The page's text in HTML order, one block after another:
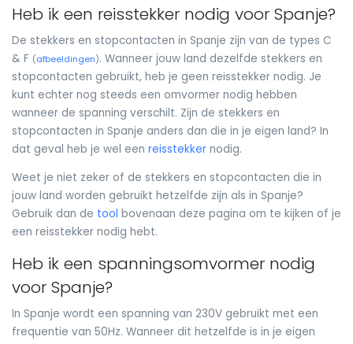
Heb ik een reisstekker nodig voor Spanje?
De stekkers en stopcontacten in Spanje zijn van de types C
& F (afbeeldingen). Wanneer jouw land dezelfde stekkers en
stopcontacten gebruikt, heb je geen reisstekker nodig. Je
kunt echter nog steeds een omvormer nodig hebben
wanneer de spanning verschilt. Zijn de stekkers en
stopcontacten in Spanje anders dan die in je eigen land? In
dat geval heb je wel een reisstekker nodig.
Weet je niet zeker of de stekkers en stopcontacten die in
jouw land worden gebruikt hetzelfde zijn als in Spanje?
Gebruik dan de tool bovenaan deze pagina om te kijken of je
een reisstekker nodig hebt.
Heb ik een spanningsomvormer nodig
voor Spanje?
In Spanje wordt een spanning van 230V gebruikt met een
frequentie van 50Hz. Wanneer dit hetzelfde is in je eigen